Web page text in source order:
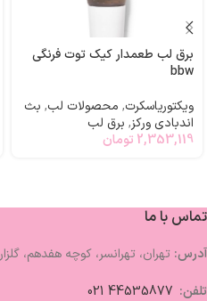
برق لب طعمدار کیک توت فرنگی
bbw
ویکتوریاسکرت, محصولات لب, بث
اندبادی ورکز, برق لب
2,353,119 تومان
تماس با ما
آدرس: تهران، تهرانسر، کوچه هفدهم، گلزار 9
تلفن: